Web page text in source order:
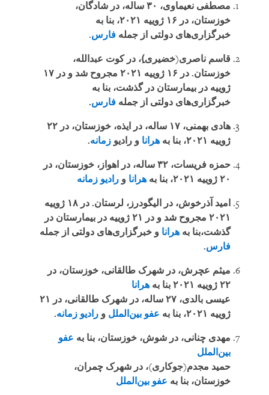
مصطفی نعیماوی، ۳۰ ساله، در شادگان،
خوزستان، در ۱۶ ژوییه ۲۰۲۱، بنا به
خبرگزاری‌های دولتی از جمله فارس.
قاسم ناصری(خضیری)ِ، در کوت عبدالله،
خوزستان. در ۱۶ ژوییه ۲۰۲۱ مجروح شد و در ۱۷
ژوییه در بیمارستان در گذشت، بنا به
خبرگزاری‌های دولتی از جمله فارس.
هادی بهمنی، ۱۷ ساله، در ایذه، خوزستان، در ۲۲
ژوییه ۲۰۲۱، بنا به
هرانا و رادیو زمانه.
حمزه فریسات، ۳۲ ساله، در اهواز، خوزستان، در
۲۰ ژوییه ۲۰۲۱، بنا به
هرانا و رادیو زمانه
امید آذرخوش، در الیگودرز، لرستان. در ۱۸ ژوییه
۲۰۲۱ مجروح شد و در ۲۱ ژوییه در بیمارستان در
گذشت،‌بنا به هرانا و خبرگزاری‌های دولتی از جمله
فارس.
میثم عچرش، در شهرک طالقانی، خوزستان، در
۲۲ ژوییه ۲۰۲۱ بنا به
هرانا
عیسی بالدی، ۲۷ ساله، در شهرک طالقانی، در ۲۱
ژوییه ۲۰۲۱، بنا به
عفو بین‌الملل و رادیو زمانه.
مهدی چنانی، در شوش، خوزستان، بنا به عفو
بین‌الملل
حمید مجدم(جوکاری)، در شهرک چمران،
خوزستان، بنا به عفو بین‌الملل